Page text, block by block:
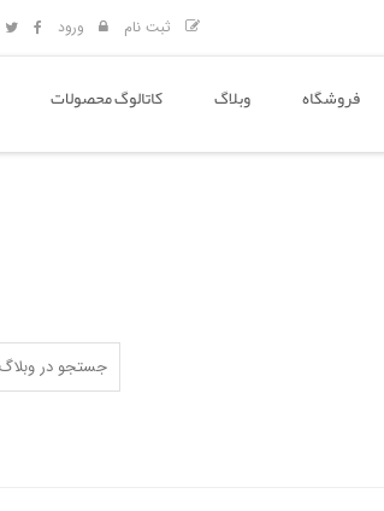
ثبت نام ورود
فروشگاه وبلاگ کاتالوگ محصولات